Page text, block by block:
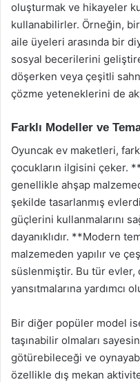
oluşturmak ve hikayeler
kullanabilirler. Örneğin,
aile üyeleri arasında bir
sosyal becerilerini
döşerken veya çeşitli
çözme yeteneklerini de
Farklı Modeller ve
Oyuncak ev maketleri,
çocukların ilgisini çeker.
genellikle ahşap
şekilde tasarlanmış
güçlerini kullanmalarını
dayanıklıdır. **Modern
malzemeden yapılır ve
süslenmiştir. Bu tür evler,
yansıtmalarına yardımcı
Bir diğer popüler model
taşınabilir olmaları
götürebileceği ve
özellikle dış mekan